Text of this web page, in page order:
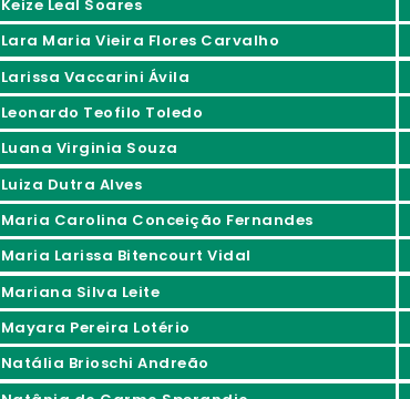
Keize Leal Soares
Lara Maria Vieira Flores Carvalho
Larissa Vaccarini Ávila
Leonardo Teofilo Toledo
Luana Virginia Souza
Luiza Dutra Alves
Maria Carolina Conceição Fernandes
Maria Larissa Bitencourt Vidal
Mariana Silva Leite
Mayara Pereira Lotério
Natália Brioschi Andreão